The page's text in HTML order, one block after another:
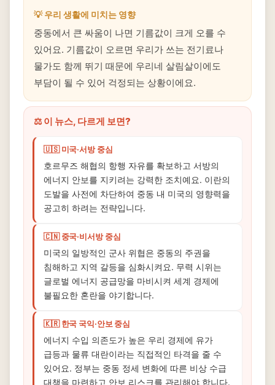
💡 우리 생활에 미치는 영향
중동에서 큰 싸움이 나면 기름값이 크게 오를 수
있어요. 기름값이 오르면 우리가 쓰는 전기료나
물가도 함께 뛰기 때문에 우리네 살림살이에도
부담이 될 수 있어 걱정되는 상황이에요.
⚖️ 이 뉴스, 다르게 보면?
🇺🇸 미국·서방 중심
호르무즈 해협의 항행 자유를 확보하고 서방의
에너지 안보를 지키려는 강력한 조치예요. 이란의
도발을 사전에 차단하여 중동 내 미국의 영향력을
공고히 하려는 전략입니다.
🇨🇳 중국·비서방 중심
미국의 일방적인 군사 위협은 중동의 주권을
침해하고 지역 갈등을 심화시켜요. 무력 시위는
글로벌 에너지 공급망을 마비시켜 세계 경제에
불필요한 혼란을 야기합니다.
🇰🇷 한국 국익·안보 중심
에너지 수입 의존도가 높은 우리 경제에 유가
급등과 물류 대란이라는 직접적인 타격을 줄 수
있어요. 정부는 중동 정세 변화에 따른 비상 수급
대책을 마련하고 안보 리스크를 관리해야 합니다.